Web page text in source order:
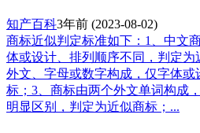
知产百科3年前 (2023-08-02)
商标近似判定标准如下：1、中文
体或设计、排列顺序不同，判定为
外文、字母或数字构成，仅字体
标；3、商标由两个外文单词构成
明显区别，判定为近似商标；...